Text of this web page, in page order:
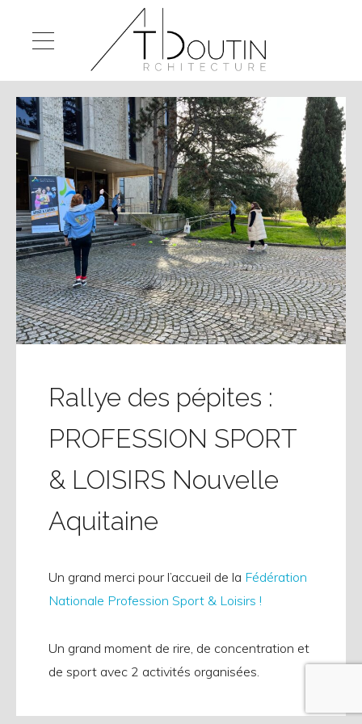
Rallye des pépites :
PROFESSION SPORT
& LOISIRS Nouvelle
Aquitaine
Un grand merci pour l’accueil de la Fédération
Nationale Profession Sport & Loisirs !
Un grand moment de rire, de concentration et
de sport avec 2 activités organisées.